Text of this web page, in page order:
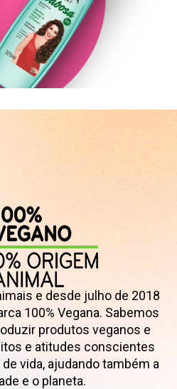
e desde julho de 2018
100% Vegana. Sabemos
produtos veganos e
e atitudes conscientes
vida, ajudando também a
e o planeta.